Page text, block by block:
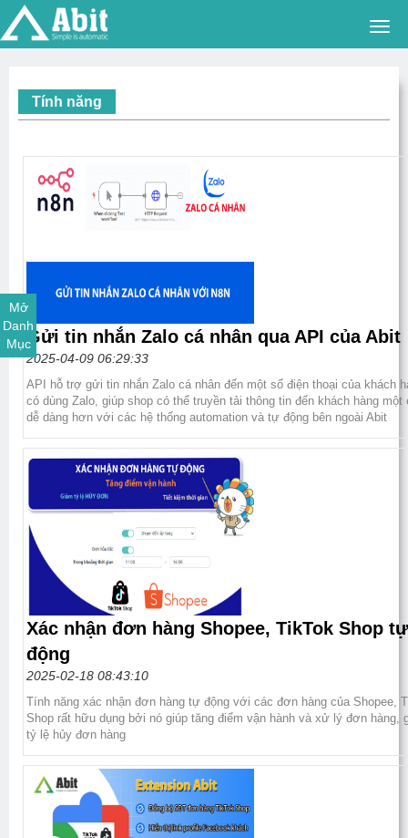
Mở
Danh
Mục
Tính năng
Gửi tin nhắn Zalo cá nhân qua API của Abit
2025-04-09 06:29:33
API hỗ trợ gửi tin nhắn Zalo cá nhân đến một số điện thoại của khách
có dùng Zalo, giúp shop có thể truyền tải thông tin đến khách hàng một
dễ dàng hơn với các hệ thống automation và tự động bên ngoài Abit
Xác nhận đơn hàng Shopee, TikTok Shop tự
động
2025-02-18 08:43:10
Tính năng xác nhận đơn hàng tự động với các đơn hàng của Shopee,
Shop rất hữu dụng bởi nó giúp tăng điểm vận hành và xử lý đơn hàng,
tỷ lệ hủy đơn hàng